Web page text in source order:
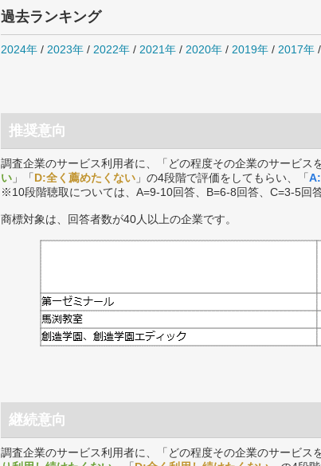
過去ランキング
2024年 / 2023年 / 2022年 / 2021年 / 2020年 / 2019年 / 2017年 /
推奨意向
調査企業のサービス利用者に、「どの程度その企業のサービス
い 」「D:全く薦めたくない 」の4段階で評価をしてもらい、「
※10段階聴取については、A=9-10回答、B=6-8回答、C=3-5回
商標対象は、回答者数が40人以上の企業です。
継続意向
調査企業のサービス利用者に、「どの程度その企業のサービス